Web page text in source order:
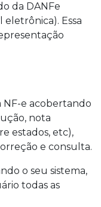
da DANFe
Essa
NF-e acobertando
nota
estados, etc),
e consulta.
o seu sistema,
todas as